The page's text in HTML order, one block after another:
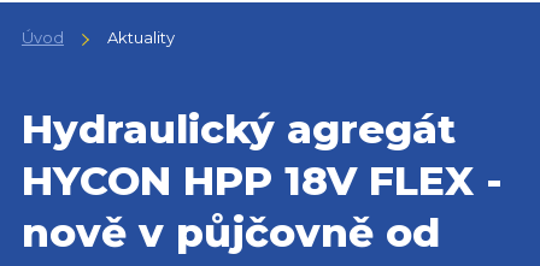
Úvod Aktuality
Hydraulický agregát
HYCON HPP 18V FLEX -
nově v půjčovně od